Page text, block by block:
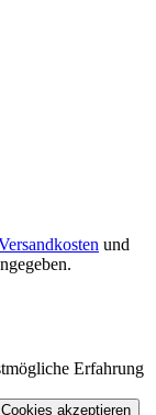
und
Erfahrung
akzeptieren